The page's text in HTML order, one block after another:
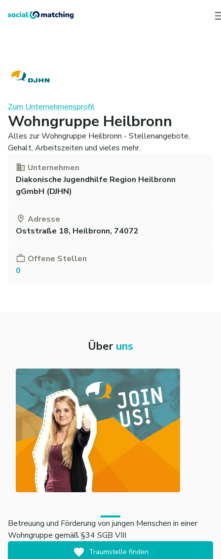
Zum Unternehmensprofil
Wohngruppe Heilbronn
Alles zur Wohngruppe Heilbronn - Stellenangebote,
Gehalt, Arbeitszeiten und vieles mehr.
Unternehmen
Diakonische Jugendhilfe Region Heilbronn
gGmbH (DJHN)
Adresse
Oststraße 18, Heilbronn, 74072
Offene Stellen
0
Über uns
Betreuung und Förderung von jungen Menschen in einer
Wohngruppe gemäß §34 SGB VIII
Traumstelle finden